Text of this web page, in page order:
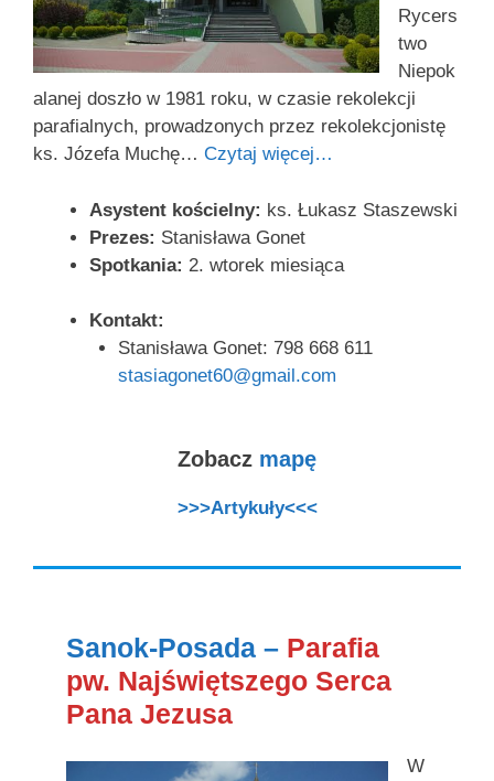
Rycers
two
Niepok
alanej doszło w 1981 roku, w czasie rekolekcji
parafialnych, prowadzonych przez rekolekcjonistę
ks. Józefa Muchę… Czytaj więcej…
Asystent kościelny: ks. Łukasz Staszewski
Prezes: Stanisława Gonet
Spotkania: 2. wtorek miesiąca
Kontakt:
Stanisława Gonet: 798 668 611
stasiagonet60@gmail.com
Zobacz mapę
>>>Artykuły<<<
Sanok-Posada – Parafia
pw. Najświętszego Serca
Pana Jezusa
W